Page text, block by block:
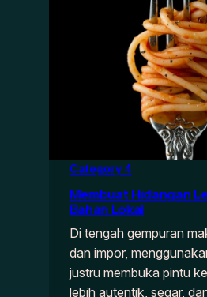
Category 4
Membuat Hidangan
Bahan Lokal
Di tengah gempuran
dan impor,
justru membuka pintu
lebih autentik, segar,